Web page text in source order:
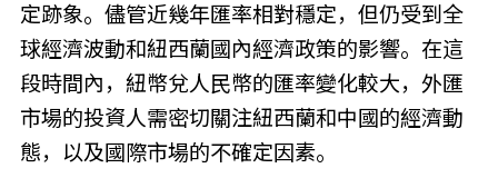
定跡象。儘管近幾年匯率相對穩定，但仍受到全
球經濟波動和紐西蘭國內經濟政策的影響。在這
段時間內，紐幣兌人民幣的匯率變化較大，外匯
市場的投資人需密切關注紐西蘭和中國的經濟動
態，以及國際市場的不確定因素。